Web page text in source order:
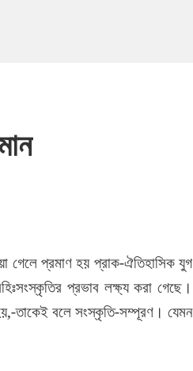
গেলে প্রমাণ হয় প্রাক-ঐতিহাসিক যুগ
প্রভাব লক্ষ্য করা গেছে।
তাকেই বলে সংস্কৃতি-সম্পূরণ। যেমন